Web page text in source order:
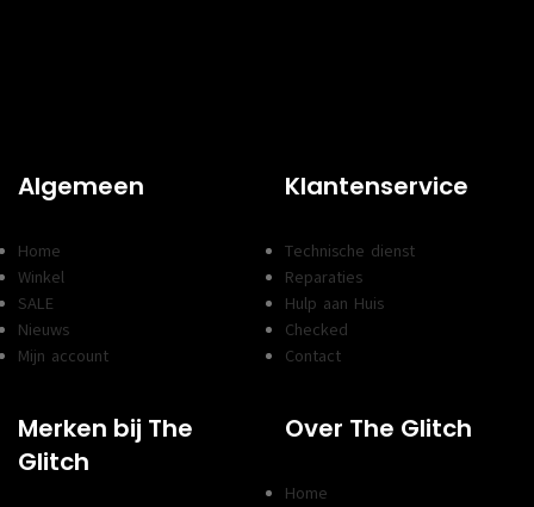
Algemeen
Home
Winkel
SALE
Nieuws
Mijn account
Klantenservice
Technische dienst
Reparaties
Hulp aan Huis
Checked
Contact
Merken bij The
Glitch
Over The Glitch
Home